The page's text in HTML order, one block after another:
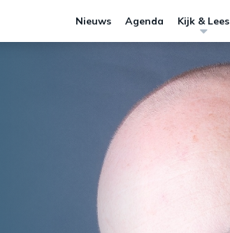
Nieuws Agenda Kijk & Lees